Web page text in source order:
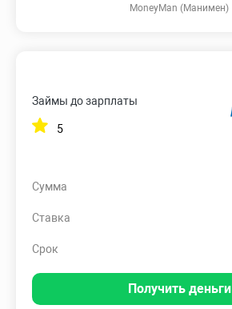
MoneyMan (Манимен)
Займы до зарплаты
5
Сумма
Ставка
Срок
Получить деньги